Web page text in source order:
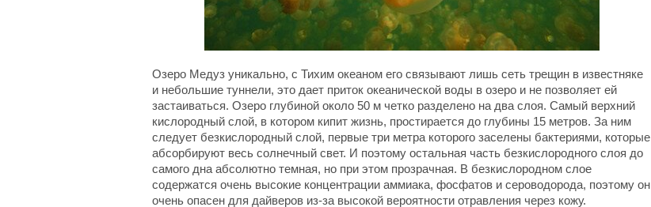
Озеро Медуз уникально, с Тихим океаном его связывают лишь сеть трещин в известняке
и небольшие туннели, это дает приток океанической воды в озеро и не позволяет ей
застаиваться. Озеро глубиной около 50 м четко разделено на два слоя. Самый верхний
кислородный слой, в котором кипит жизнь, простирается до глубины 15 метров. За ним
следует безкислородный слой, первые три метра которого заселены бактериями, которые
абсорбируют весь солнечный свет. И поэтому остальная часть безкислородного слоя до
самого дна абсолютно темная, но при этом прозрачная. В безкислородном слое
содержатся очень высокие концентрации аммиака, фосфатов и сероводорода, поэтому он
очень опасен для дайверов из-за высокой вероятности отравления через кожу.